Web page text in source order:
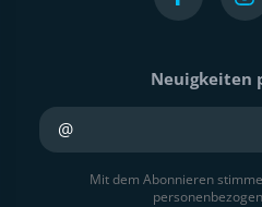
Neuigkeiten
Mit dem Abonnieren